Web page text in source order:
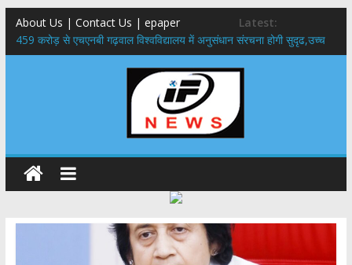
About Us | Contact Us | epaper
Latest:
459 करोड़ से एचएनबी गढ़वाल विश्वविद्यालय में अनुसंधान संरचना होगी सुदृढ,उच्च
शिक्षा मंत्री धन सिंह रावत ने नवनियुक्त केन्द्रीय शिक्षा मंत्री से की मुलाकात
राष्ट्रीय हथकरघा दिवस पर मुख्यमंत्री धामी ने उत्कृष्ट बुनकरों और हस्तशिल्प
​धामी कैबिनेट का बड़ा फैसला: पशुपालकों को 60% तक सब्सिडी, गंगा एक्सप्रेसवे का
​हरिद्वार से वीरभद्र (ऋषिकेश) तक निकली BJYM की भव्य कांवड़ यात्रा; तेजस्वी
सूर्या ने की देश व प्रदेशवासियों के कल्याण की कामना
24×7 अलर्ट मोड में रहें अधिकारी-मुख्य सचिव मानसून-एसईओसी से मुख्य सचिव ने
की विस्तृत समीक्षा कहा-बंद सड़कों को शीघ्र खोला जाए, लोगों को न हो दिक्कत